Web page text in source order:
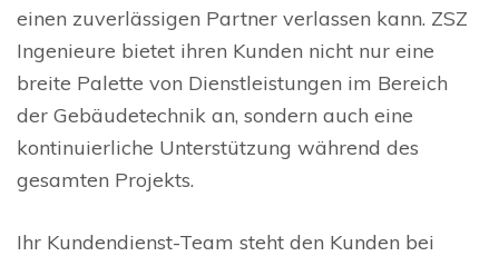
einen zuverlässigen Partner verlassen kann. ZSZ
Ingenieure bietet ihren Kunden nicht nur eine
breite Palette von Dienstleistungen im Bereich
der Gebäudetechnik an, sondern auch eine
kontinuierliche Unterstützung während des
gesamten Projekts.
Ihr Kundendienst-Team steht den Kunden bei